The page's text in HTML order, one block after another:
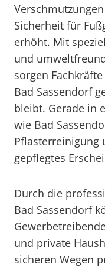
Sicherheit für
erhöht. Mit
und
sorgen
Bad Sassendorf
bleibt. Gerade in
wie Bad
Pflasterreinigung
gepflegtes
Durch die
Bad Sassendorf
und private
sicheren Wegen